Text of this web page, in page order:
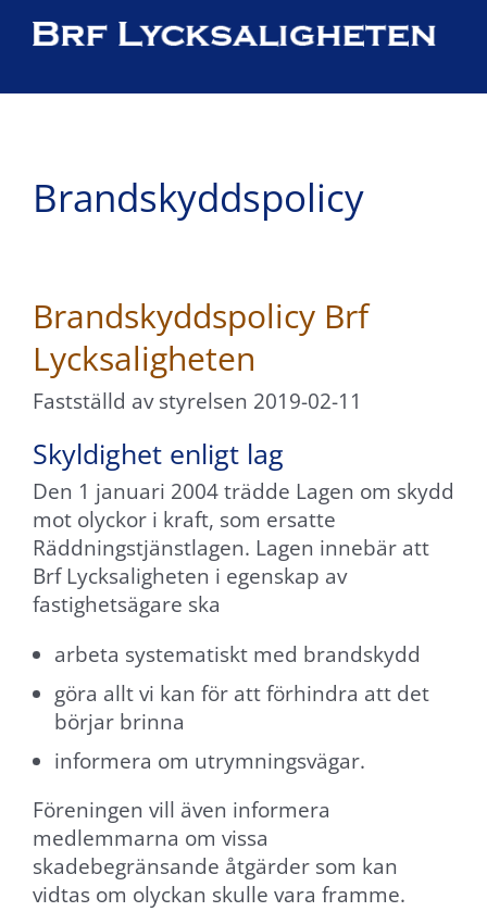
Brandskyddspolicy
Brandskyddspolicy Brf
Lycksaligheten
Fastställd av styrelsen 2019-02-11
Skyldighet enligt lag
Den 1 januari 2004 trädde Lagen om skydd
mot olyckor i kraft, som ersatte
Räddningstjänstlagen. Lagen innebär att
Brf Lycksaligheten i egenskap av
fastighetsägare ska
arbeta systematiskt med brandskydd
göra allt vi kan för att förhindra att det
börjar brinna
informera om utrymningsvägar.
Föreningen vill även informera
medlemmarna om vissa
skadebegränsande åtgärder som kan
vidtas om olyckan skulle vara framme.
Nödvändiga
Dessa
cookies går
inte att välja